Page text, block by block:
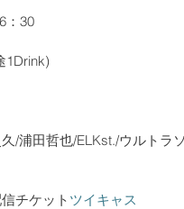
：30
1Drink)
久/浦田哲也/ELKst./ウルト
チケット ツイキャス